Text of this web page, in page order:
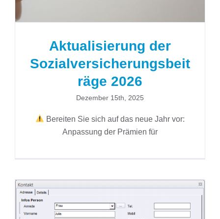
Aktualisierung der
Sozialversicherungsbeit
räge 2026
Dezember 15th, 2025
Bereiten Sie sich auf das neue Jahr vor:
Anpassung der Prämien für